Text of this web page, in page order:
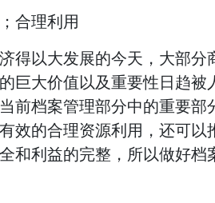
合理利用
得以大发展的今天，大部分
巨大价值以及重要性日趋被
前档案管理部分中的重要部
效的合理资源利用，还可以
和利益的完整，所以做好档